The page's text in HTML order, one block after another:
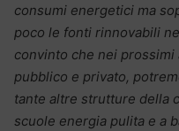
consumi energetici ma
poco le fonti rinnovabili
convinto che nei
pubblico e privato,
tante altre strutture della
scuole energia pulita e a